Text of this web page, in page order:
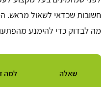
חשובות שכדאי לשאול מראש.
מה לבדוק כדי להימנע
שאלה למה